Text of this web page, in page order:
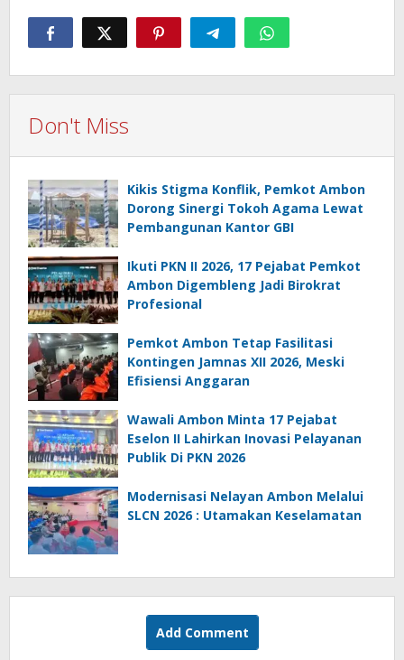
Don't Miss
Kikis Stigma Konflik, Pemkot Ambon
Dorong Sinergi Tokoh Agama Lewat
Pembangunan Kantor GBI
Ikuti PKN II 2026, 17 Pejabat Pemkot
Ambon Digembleng Jadi Birokrat
Profesional
Pemkot Ambon Tetap Fasilitasi
Kontingen Jamnas XII 2026, Meski
Efisiensi Anggaran
Wawali Ambon Minta 17 Pejabat
Eselon II Lahirkan Inovasi Pelayanan
Publik Di PKN 2026
Modernisasi Nelayan Ambon Melalui
SLCN 2026 : Utamakan Keselamatan
Add Comment